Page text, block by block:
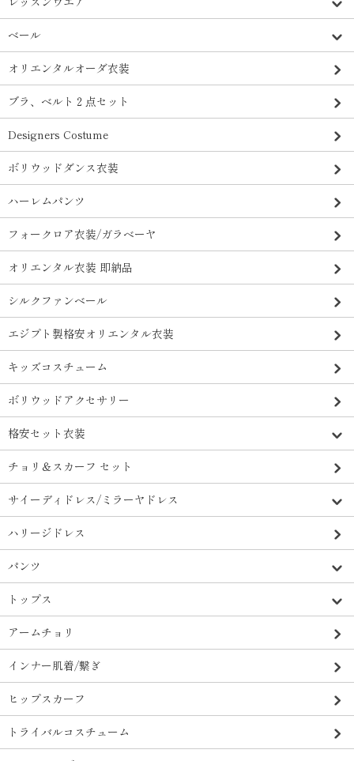
ベール
オリエンタルオーダ衣装
ブラ、ベルト２点セット
Designers Costume
ボリウッドダンス衣装
ハーレムパンツ
フォークロア衣装/ガラベーヤ
オリエンタル衣装 即納品
シルクファンベール
エジプト製格安オリエンタル衣装
キッズコスチューム
ボリウッドアクセサリー
格安セット衣装
チョリ＆スカーフ セット
サイーディドレス/ミラーヤドレス
ハリージドレス
パンツ
トップス
アームチョリ
インナー肌着/繋ぎ
ヒップスカーフ
トライバルコスチューム